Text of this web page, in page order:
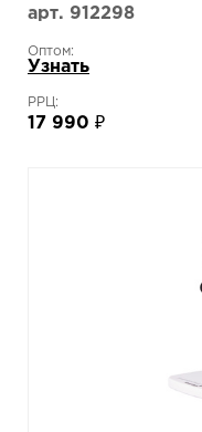
арт. 912298
Оптом:
Узнать
РРЦ:
17 990 ₽